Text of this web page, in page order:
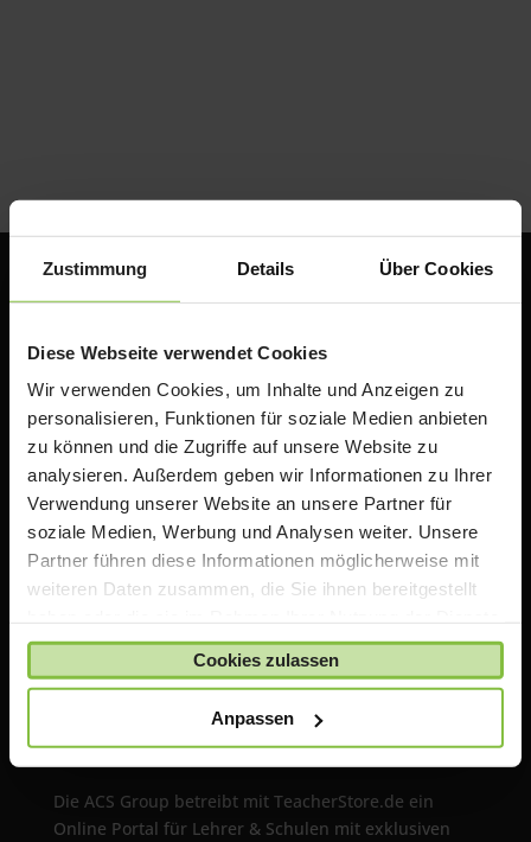
Zustimmung Details Über Cookies
Diese Webseite verwendet Cookies
Wir verwenden Cookies, um Inhalte und Anzeigen zu
personalisieren, Funktionen für soziale Medien anbieten
zu können und die Zugriffe auf unsere Website zu
analysieren. Außerdem geben wir Informationen zu Ihrer
Verwendung unserer Website an unsere Partner für
soziale Medien, Werbung und Analysen weiter. Unsere
Partner führen diese Informationen möglicherweise mit
weiteren Daten zusammen, die Sie ihnen bereitgestellt
gesammelt haben.
Cookies zulassen
Anpassen
ACS Group GmbH
Otto-Hahn-Str. 38a
85521 Ottobrunn / Riemerling
Deutschland
t: +49 (0)89 1893130-10
f: +49 (0)89 1893130-30
Über uns
Die ACS Group betreibt mit TeacherStore.de ein
Online Portal für Lehrer & Schulen mit exklusiven